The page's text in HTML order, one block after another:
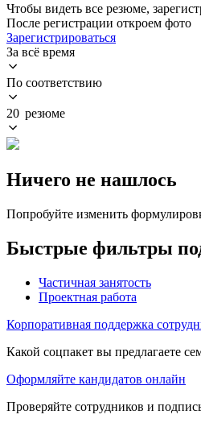
Чтобы видеть все резюме,
После регистрации откроем фото
Зарегистрироваться
За всё время
По соответствию
20 резюме
Ничего не нашлось
Попробуйте изменить
Быстрые фильтры
Частичная занятость
Проектная работа
Корпоративная поддержка
Какой соцпакет вы предлагаете
Оформляйте кандидатов онлайн
Проверяйте сотрудников и